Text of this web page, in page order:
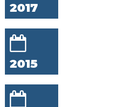
2017
2015